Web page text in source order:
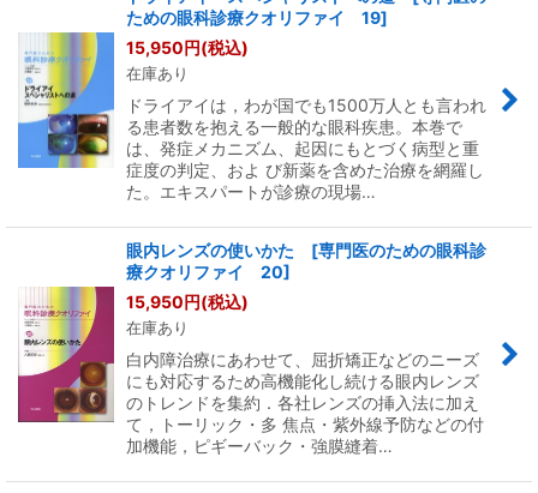
ための眼科診療クオリファイ 19]
15,950円(税込)
在庫あり
ドライアイは，わが国でも1500万人とも言われ
る患者数を抱える一般的な眼科疾患。本巻で
は、発症メカニズム、起因にもとづく病型と重
症度の判定、およ び新薬を含めた治療を網羅し
た。エキスパートが診療の現場…
眼内レンズの使いかた [専門医のための眼科診
療クオリファイ 20]
15,950円(税込)
在庫あり
白内障治療にあわせて、屈折矯正などのニーズ
にも対応するため高機能化し続ける眼内レンズ
のトレンドを集約．各社レンズの挿入法に加え
て，トーリック・多 焦点・紫外線予防などの付
加機能，ピギーバック・強膜縫着…